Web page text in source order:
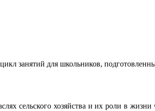
занятий для школьников,
сельского хозяйства и их роли в